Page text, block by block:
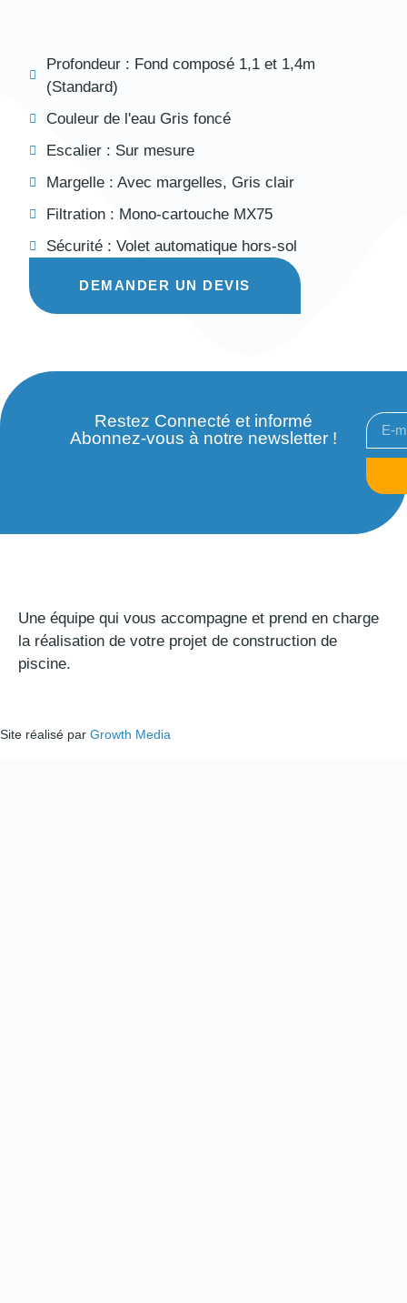
Profondeur : Fond composé 1,1 et 1,4m
(Standard)
Couleur de l'eau Gris foncé
Escalier : Sur mesure
Margelle :Avec margelles, Gris clair
Filtration : Mono-cartouche MX75
Sécurité :Volet automatique hors-sol
DEMANDER UN DEVIS
Restez Connecté et informé
Abonnez-vous à notre newsletter !
Une équipe qui vous accompagne et prend en charge
la réalisation de votre projet de construction de
piscine.
Site réalisé par Growth Media